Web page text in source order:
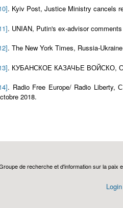
. Kyiv Post, Justice Ministry cancels
. UNIAN, Putin's ex-advisor
. The New York Times, Russia-
. КУБАНСКОЕ КАЗАЧЬЕ ВОЙСКО,
. Radio Free Europe/ Radio Liberty,
2018.
de recherche et d'information sur la paix
Login